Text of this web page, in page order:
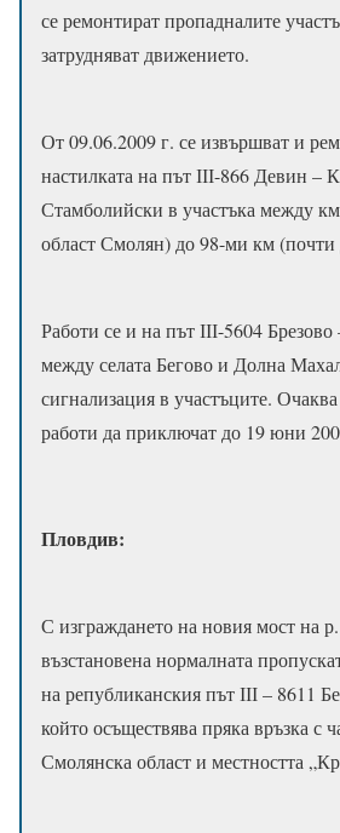
се ремонтират пропадналите
затрудняват движението.
От 09.06.2009 г. се извършват и
настилката на път ІІІ-866 Девин –
Стамболийски в участъка между
област Смолян) до 98-ми км
Работи се и на път ІІІ-5604
между селата Бегово и Долна
сигнализация в участъците.
работи да приключат до 19 юни
Пловдив:
С изграждането на новия мост на
възстановена нормалната
на републиканския път ІІІ – 8611
който осъществява пряка връзка с
Смолянска област и местността